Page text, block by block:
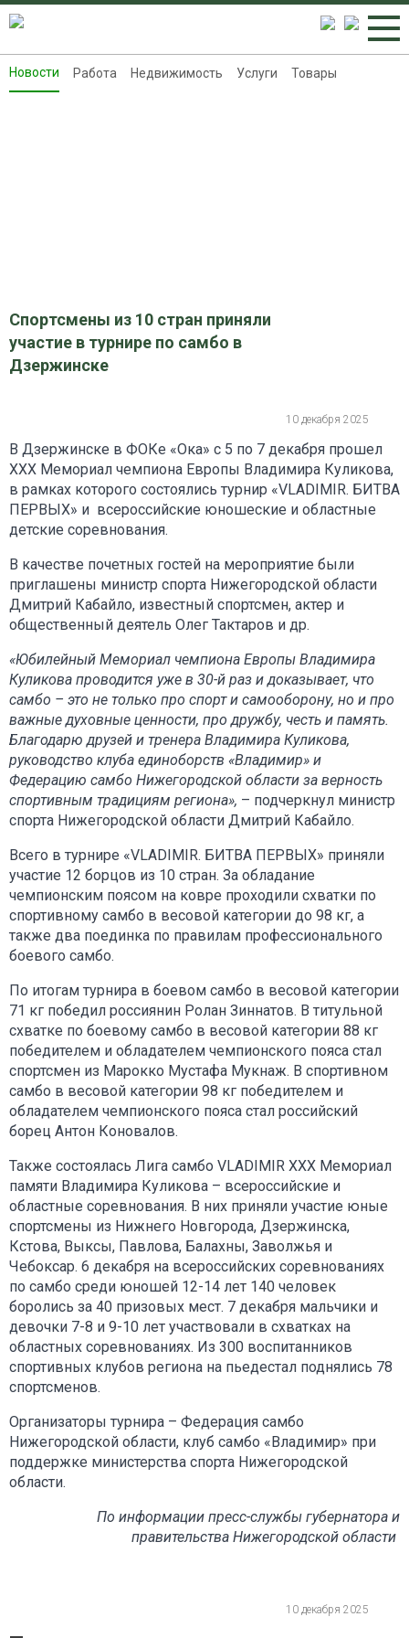
Новости
Новости Работа Недвижимость Услуги Товары
Спортсмены из 10 стран приняли
участие в турнире по самбо в
Дзержинске
10 декабря 2025
В Дзержинске в ФОКе «Ока» с 5 по 7 декабря прошел
XXX Мемориал чемпиона Европы Владимира Куликова,
в рамках которого состоялись турнир «VLADIMIR. БИТВА
ПЕРВЫХ» и всероссийские юношеские и областные
детские соревнования.
В качестве почетных гостей на мероприятие были
приглашены министр спорта Нижегородской области
Дмитрий Кабайло, известный спортсмен, актер и
общественный деятель Олег Тактаров и др.
«Юбилейный Мемориал чемпиона Европы Владимира
Куликова проводится уже в 30-й раз и доказывает, что
самбо – это не только про спорт и самооборону, но и про
важные духовные ценности, про дружбу, честь и память.
Благодарю друзей и тренера Владимира Куликова,
руководство клуба единоборств «Владимир» и
Федерацию самбо Нижегородской области за верность
спортивным традициям региона», – подчеркнул министр
спорта Нижегородской области Дмитрий Кабайло.
Всего в турнире «VLADIMIR. БИТВА ПЕРВЫХ» приняли
участие 12 борцов из 10 стран. За обладание
чемпионским поясом на ковре проходили схватки по
спортивному самбо в весовой категории до 98 кг, а
также два поединка по правилам профессионального
боевого самбо.
По итогам турнира в боевом самбо в весовой категории
71 кг победил россиянин Ролан Зиннатов. В титульной
схватке по боевому самбо в весовой категории 88 кг
победителем и обладателем чемпионского пояса стал
спортсмен из Марокко Мустафа Мукнаж. В спортивном
самбо в весовой категории 98 кг победителем и
обладателем чемпионского пояса стал российский
борец Антон Коновалов.
Также состоялась Лига самбо VLADIMIR XXX Мемориал
памяти Владимира Куликова – всероссийские и
областные соревнования. В них приняли участие юные
спортсмены из Нижнего Новгорода, Дзержинска,
Кстова, Выксы, Павлова, Балахны, Заволжья и
Чебоксар. 6 декабря на всероссийских соревнованиях
по самбо среди юношей 12-14 лет 140 человек
боролись за 40 призовых мест. 7 декабря мальчики и
девочки 7-8 и 9-10 лет участвовали в схватках на
областных соревнованиях. Из 300 воспитанников
спортивных клубов региона на пьедестал поднялись 78
спортсменов.
Организаторы турнира – Федерация самбо
Нижегородской области, клуб самбо «Владимир» при
поддержке министерства спорта Нижегородской
области.
По информации пресс-службы губернатора и
правительства Нижегородской области
10 декабря 2025